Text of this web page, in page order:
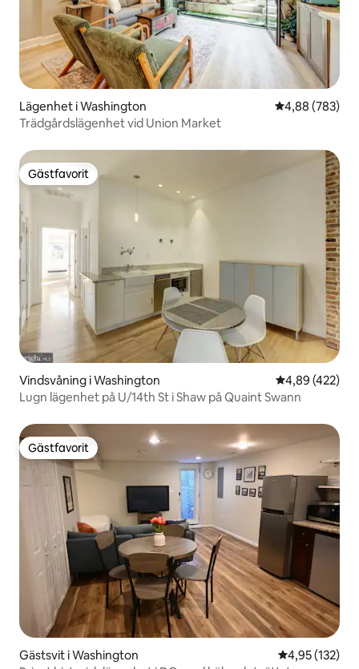
Lägenhet i Washington 4,88 av 5 i
4,88 (783)
Trädgårdslägenhet vid Union Market
Gästfavorit
Gästfavorit
Vindsvåning i Washington 4,89 av 5 i
4,89 (422)
Lugn lägenhet på U/14th St i Shaw på Quaint Swann
Gästfavorit
Gästfavorit
Gästsvit i Washington 4,95 av 5 i
4,95 (132)